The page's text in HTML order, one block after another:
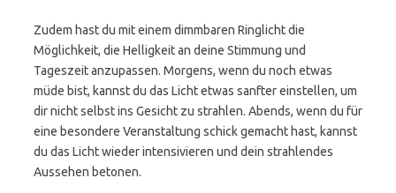
Zudem hast du mit einem dimmbaren Ringlicht die
Möglichkeit, die Helligkeit an deine Stimmung und
Tageszeit anzupassen. Morgens, wenn du noch etwas
müde bist, kannst du das Licht etwas sanfter einstellen, um
dir nicht selbst ins Gesicht zu strahlen. Abends, wenn du für
eine besondere Veranstaltung schick gemacht hast, kannst
du das Licht wieder intensivieren und dein strahlendes
Aussehen betonen.